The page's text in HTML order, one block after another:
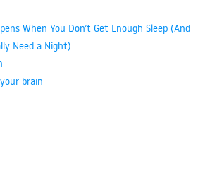
When You Don’t Get Enough Sleep (And
Need a Night)
brain